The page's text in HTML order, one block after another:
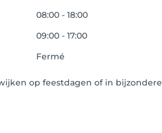
08:00 - 18:00
09:00 - 17:00
Fermé
op feestdagen of in bijzondere